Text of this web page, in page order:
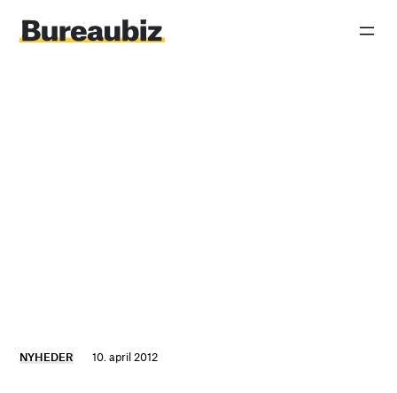
indhold
NYHEDER 10. april 2012